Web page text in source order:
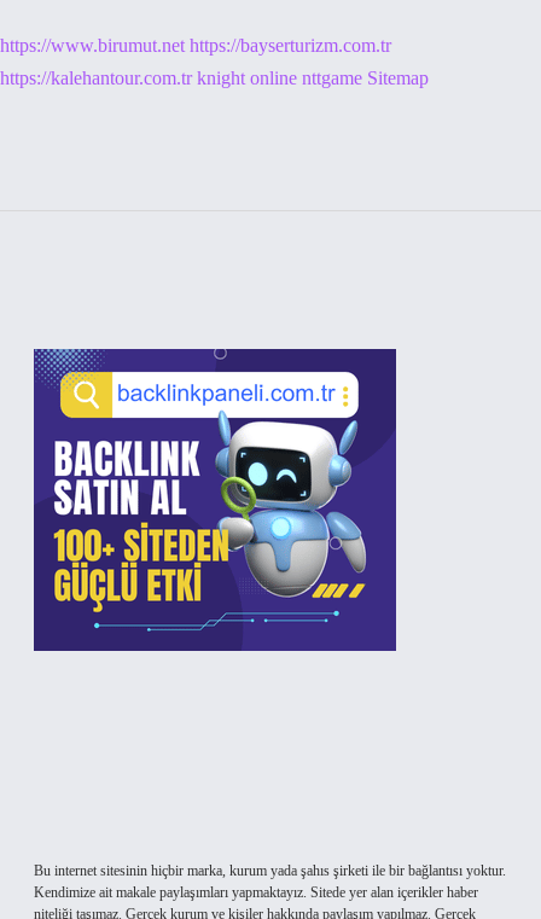
https://www.birumut.net https://bayserturizm.com.tr
https://kalehantour.com.tr knight online nttgame Sitemap
Bu internet sitesinin hiçbir marka, kurum yada şahıs şirketi ile bir bağlantısı yoktur.
Kendimize ait makale paylaşımları yapmaktayız. Sitede yer alan içerikler haber
niteliği taşımaz. Gerçek kurum ve kişiler hakkında paylaşım yapılmaz. Gerçek